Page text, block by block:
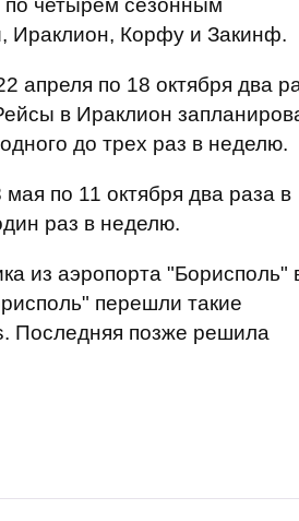
четырем сезонным
Ираклион, Корфу и Закинф.
апреля по 18 октября два
в Ираклион
до трех раз в неделю.
по 11 октября два раза в
раз в неделю.
из аэропорта "Борисполь"
перешли такие
Последняя позже решила